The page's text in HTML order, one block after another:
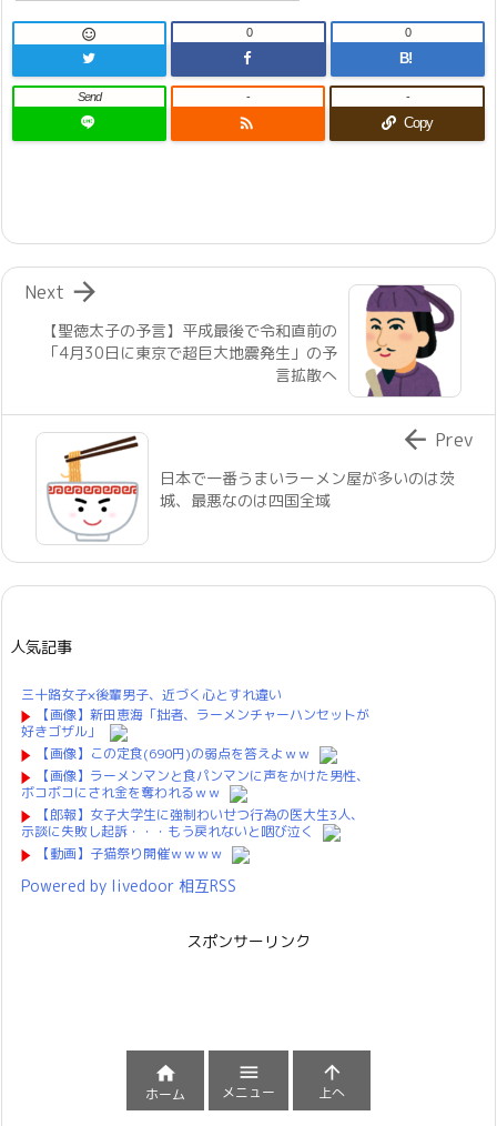
 0
B!
0
Send

-
Copy
-
【聖徳太子の予言】平成最後で令和直前の
「4月30日に東京で超巨大地震発生」の予
言拡散へ

Next
日本で一番うまいラーメン屋が多いのは茨
城、最悪なのは四国全域
 Prev
人気記事
三十路女子×後輩男子、近づく心とすれ違い
【画像】新田恵海「拙者、ラーメンチャーハンセットが
好きゴザル」
【画像】この定食(690円)の弱点を答えよｗｗ
【画像】ラーメンマンと食パンマンに声をかけた男性、
ボコボコにされ金を奪われるｗｗ
【郎報】女子大学生に強制わいせつ行為の医大生3人、
示談に失敗し起訴・・・もう戻れないと咽び泣く
【動画】子猫祭り開催ｗｗｗｗ
Powered by livedoor 相互RSS
スポンサーリンク

ホーム

メニュー

上へ